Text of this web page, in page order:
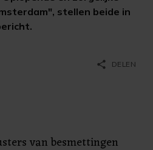
stellen beide in
share DELEN
van besmettingen